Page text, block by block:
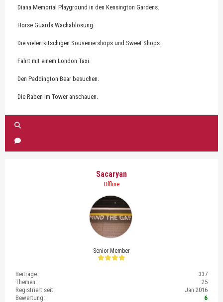
Diana Memorial Playground in den Kensington Gardens.
Horse Guards Wachablösung.
Die vielen kitschigen Souveniershops und Sweet Shops.
Fahrt mit einem London Taxi.
Den Paddington Bear besuchen.
Die Raben im Tower anschauen.
Sacaryan
Offline
Senior Member
Beiträge:
337
Themen:
25
Registriert seit:
Jan 2016
Bewertung:
6